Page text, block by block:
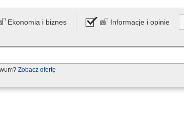
Ekonomia i biznes Informacje i opinie
Zobacz ofertę